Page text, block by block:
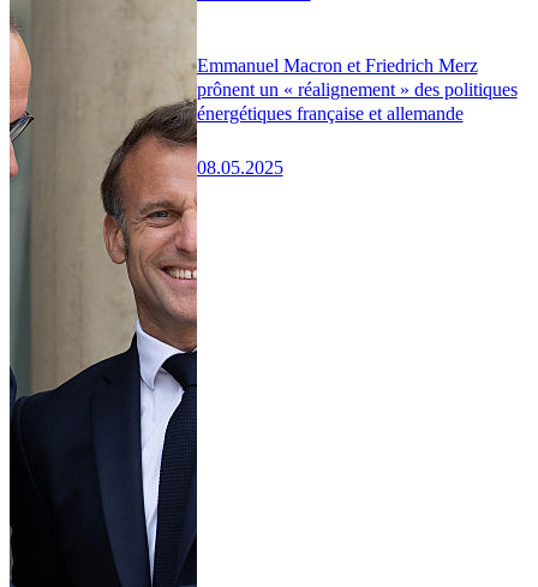
Emmanuel Macron et Friedrich Merz
prônent un « réalignement » des politiques
énergétiques française et allemande
08.05.2025